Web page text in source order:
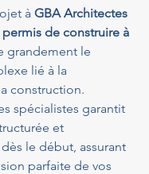
à GBA Architectes
permis de construire à
grandement le
lié à la
construction.
spécialistes garantit
et
le début, assurant
parfaite de vos